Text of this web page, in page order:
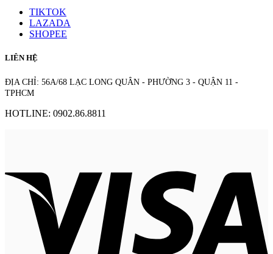
TIKTOK
LAZADA
SHOPEE
LIÊN HỆ
ĐỊA CHỈ: 56A/68 LẠC LONG QUÂN - PHƯỜNG 3 - QUẬN 11 -
TPHCM
HOTLINE: 0902.86.8811